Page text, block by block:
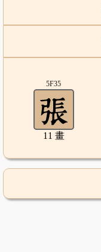
5F35
11 畫